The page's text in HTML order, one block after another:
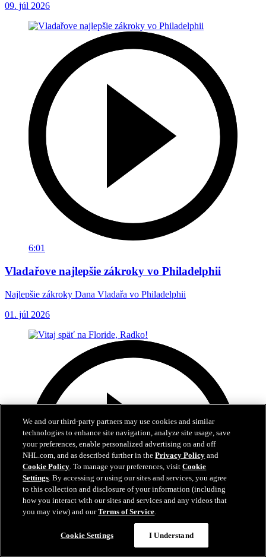
09. júl 2026
6:01
Vladařove najlepšie zákroky vo Philadelphii
Najlepšie zákroky Dana Vladařa vo Philadelphii
01. júl 2026
We and our third-party partners may use cookies and similar
technologies to enhance site navigation, analyze site usage, save
your preferences, enable personalized advertising on and off
NHL.com, and as described further in thePrivacy Policy and
Cookie Policy. To manage your preferences, visitCookie
Settings. By accessing or using our sites and services, you agree
to this collection and disclosure of your information (including
how you interact with our sites and services and any videos that
you may view) and ourTerms of Service.
Cookie Settings I Understand